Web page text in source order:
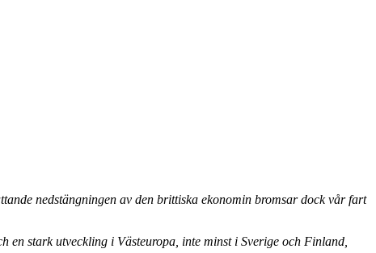
nedstängningen av den brittiska ekonomin bromsar dock vår fart
en stark utveckling i Västeuropa, inte minst i Sverige och Finland,